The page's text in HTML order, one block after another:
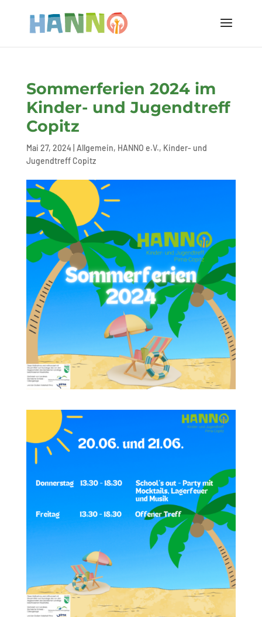
Sommerferien 2024 im
Kinder- und Jugendtreff
Copitz
Mai 27, 2024| Allgemein, HANNO e.V., Kinder- und
Jugendtreff Copitz